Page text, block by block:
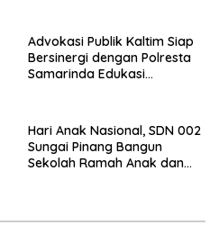
Advokasi Publik Kaltim Siap
Bersinergi dengan Polresta
Samarinda Edukasi
Hari Anak Nasional, SDN 002
Sungai Pinang Bangun
Sekolah Ramah Anak dan